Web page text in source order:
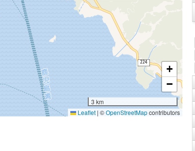
+
−
3 km
Leaflet | ©OpenStreetMapcontributors